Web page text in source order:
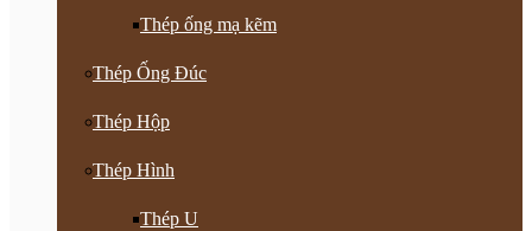
Thép ống mạ kẽm
Thép Ống Đúc
Thép Hộp
Thép Hình
Thép U